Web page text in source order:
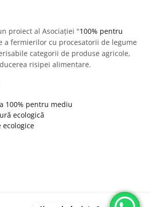
proiect al Asociației "100% pentru
a fermierilor cu procesatorii de legume
categorii de produse agricole,
risipei alimentare.
100% pentru mediu
ecologică
ecologice